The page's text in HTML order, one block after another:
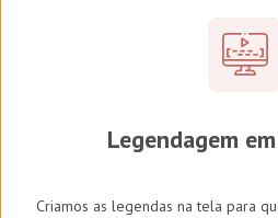
Legendagem
Criamos as legendas na tela para